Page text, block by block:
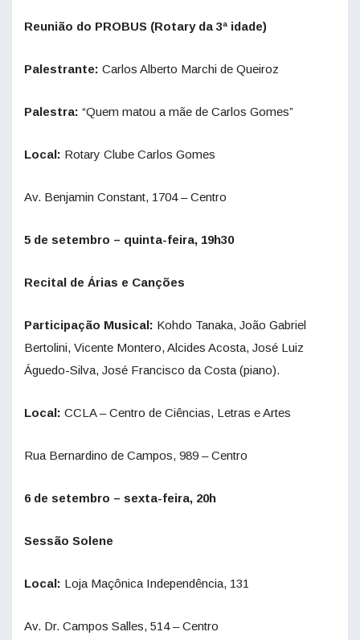
Reunião do PROBUS (Rotary da 3ª idade)
Palestrante: Carlos Alberto Marchi de Queiroz
Palestra: “Quem matou a mãe de Carlos Gomes”
Local: Rotary Clube Carlos Gomes
Av. Benjamin Constant, 1704 – Centro
5 de setembro – quinta-feira, 19h30
Recital de Árias e Canções
Participação Musical: Kohdo Tanaka, João Gabriel
Bertolini, Vicente Montero, Alcides Acosta, José Luiz
Águedo-Silva, José Francisco da Costa (piano).
Local: CCLA – Centro de Ciências, Letras e Artes
Rua Bernardino de Campos, 989 – Centro
6 de setembro – sexta-feira, 20h
Sessão Solene
Local: Loja Maçônica Independência, 131
Av. Dr. Campos Salles, 514 – Centro